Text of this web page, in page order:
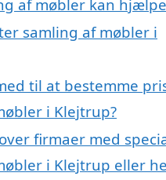
af møbler kan
samling af møbler i
til at bestemme
i Klejtrup?
firmaer med
i Klejtrup eller